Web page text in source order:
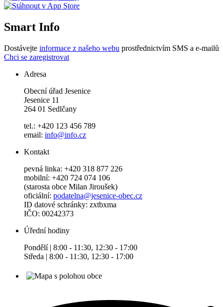
Smart Info
Dostávejte informace z našeho webu prostřednictvím SMS a e-mailů
Chci se zaregistrovat
Adresa
Obecní úřad Jesenice
Jesenice 11
264 01 Sedlčany
tel.: +420 123 456 789
email: info@info.cz
Kontakt
pevná linka: +420 318 877 226
mobilní: +420 724 074 106
(starosta obce Milan Jiroušek)
oficiální: podatelna@jesenice-obec.cz
ID datové schránky: zxtbxma
IČO: 00242373
Úřední hodiny
Pondělí | 8:00 - 11:30, 12:30 - 17:00
Středa | 8:00 - 11:30, 12:30 - 17:00